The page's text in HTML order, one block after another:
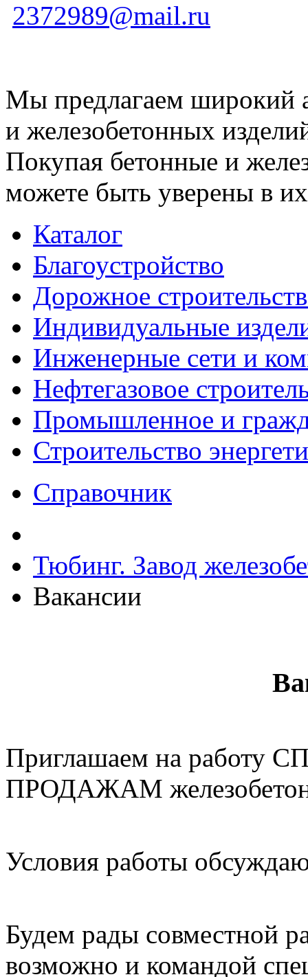
2372989@mail.ru
Мы предлагаем широкий
и железобетонных
Покупая бетонные и
можете быть уверены в их
Каталог
Благоустройство
Дорожное
Индивидуальные
Инженерные сети и
Нефтегазовое
Промышленное и
Строительство
Справочник
Тюбинг. Завод
Вакансии
Приглашаем на работу
ПРОДАЖАМ
Условия работы
Будем рады совместной
возможно и командой